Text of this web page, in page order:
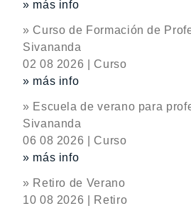
» más info
» Curso de Formación de
Sivananda
02 08 2026 | Curso
» más info
» Escuela de verano para
Sivananda
06 08 2026 | Curso
» más info
» Retiro de Verano
10 08 2026 | Retiro